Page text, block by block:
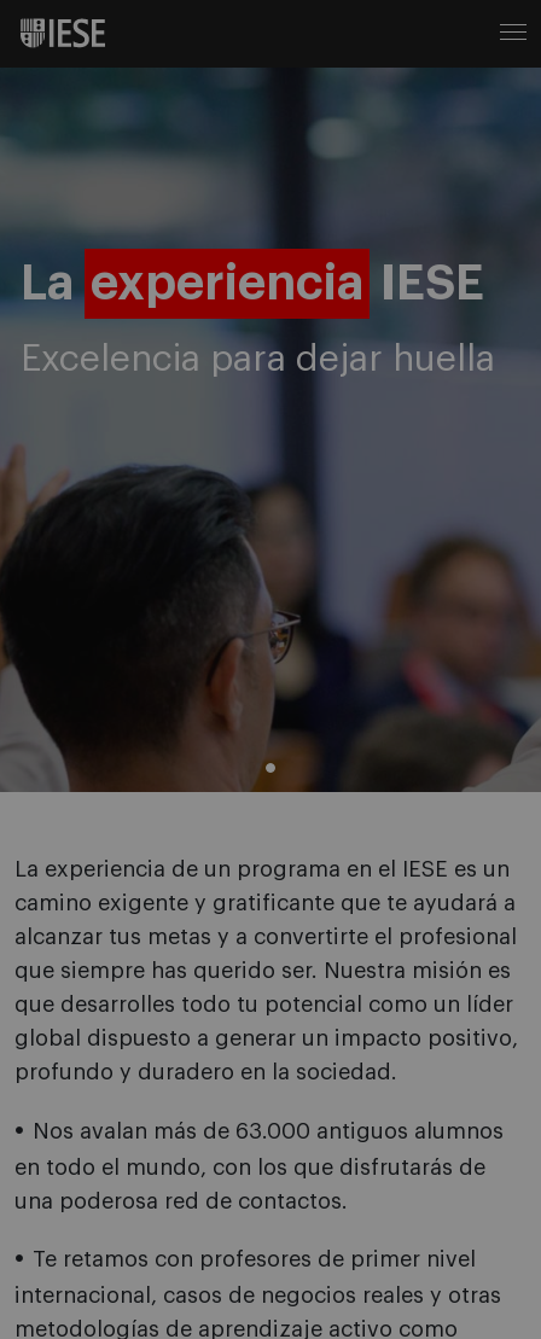
La experiencia IESE
Excelencia para dejar huella
La experiencia de un programa en el IESE es un
camino exigente y gratificante que te ayudará a
alcanzar tus metas y a convertirte el profesional
que siempre has querido ser. Nuestra misión es
que desarrolles todo tu potencial como un líder
global dispuesto a generar un impacto positivo,
profundo y duradero en la sociedad.
Nos avalan más de 63.000 antiguos alumnos
en todo el mundo, con los que disfrutarás de
una poderosa red de contactos.
Te retamos con profesores de primer nivel
internacional, casos de negocios reales y otras
metodologías de aprendizaje activo como